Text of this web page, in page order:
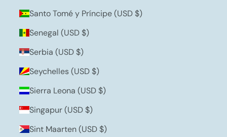
Santo Tomé y Príncipe (USD $)
Senegal (USD $)
Serbia (USD $)
Seychelles (USD $)
Sierra Leona (USD $)
Singapur (USD $)
Sint Maarten (USD $)